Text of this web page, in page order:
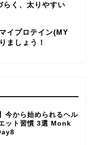
らく、太りやすい
イプロテイン(MY
ましょう！
今から始められるヘル
ット習慣 3選 Monk